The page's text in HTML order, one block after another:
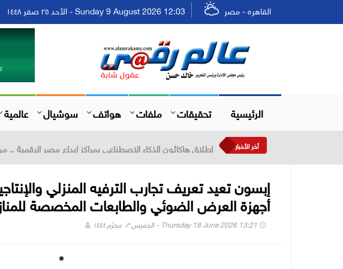
القاهره - مصر Sunday 9 August 2026 12:03 - الأحد ٢٥ صفر ١٤٤٨
الرئيسية تحقيقات ملفات هواتف سوشيال عالمية
أخر الأخبار انطلاق برنامج "تطوير الأعمال لصاحبات المشروعات" ضمن
إبسون تعيد تعريف تجارب الترفيه المنزلي
أجهزة العرض الضوئي والطابعات المخصصة
Thursday 18 June 2026 13:21 - الخميس ٠٣ محرّم ١٤٤٨